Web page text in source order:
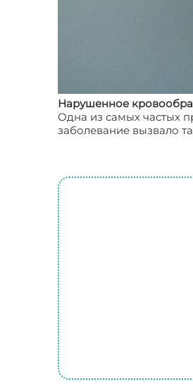
Нарушенное
Одна из самых частых
заболевание вызвало